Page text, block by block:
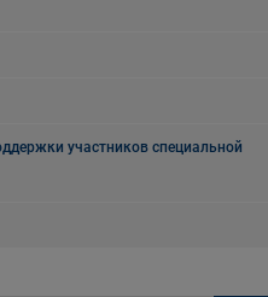
участников специальной